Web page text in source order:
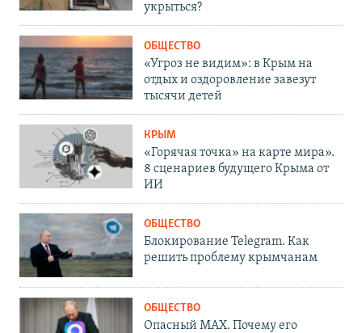
укрыться?
ОБЩЕСТВО
«Угроз не видим»: в Крым на
отдых и оздоровление завезут
тысячи детей
КРЫМ
«Горячая точка» на карте мира».
8 сценариев будущего Крыма от
ИИ
ОБЩЕСТВО
Блокирование Telegram. Как
решить проблему крымчанам
ОБЩЕСТВО
Опасный MAX. Почему его